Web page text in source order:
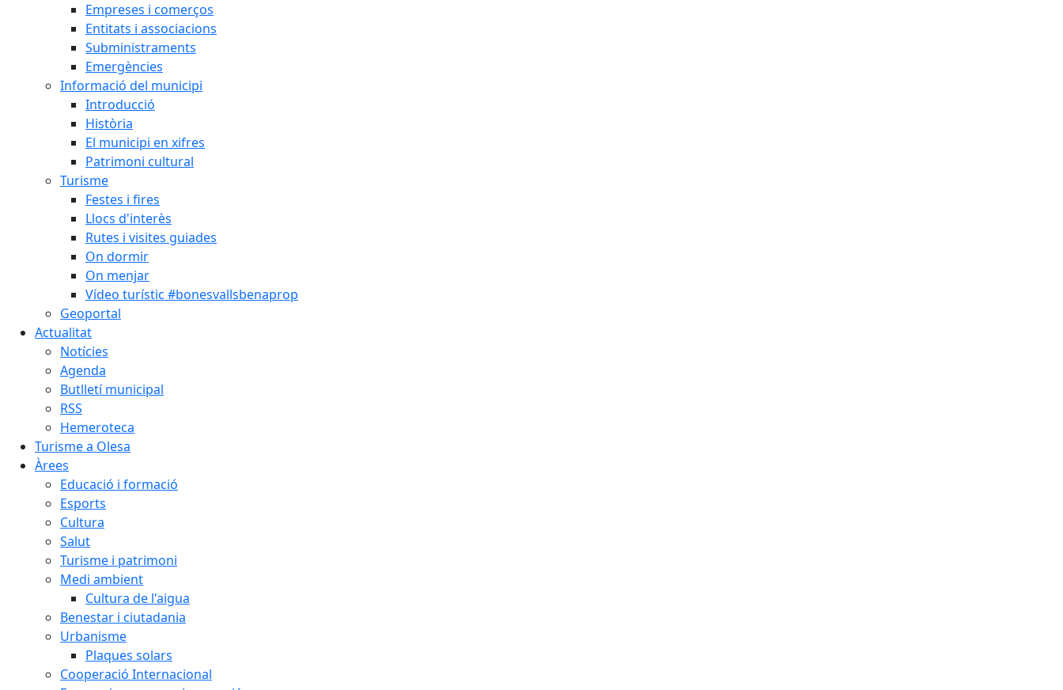
Empreses i comerços
Entitats i associacions
Subministraments
Emergències
Informació del municipi
Introducció
Història
El municipi en xifres
Patrimoni cultural
Turisme
Festes i fires
Llocs d'interès
Rutes i visites guiades
On dormir
On menjar
Vídeo turístic #bonesvallsbenaprop
Geoportal
Actualitat
Notícies
Agenda
Butlletí municipal
RSS
Hemeroteca
Turisme a Olesa
Àrees
Educació i formació
Esports
Cultura
Salut
Turisme i patrimoni
Medi ambient
Cultura de l'aigua
Benestar i ciutadania
Urbanisme
Plaques solars
Cooperació Internacional